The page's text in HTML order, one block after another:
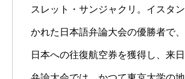
スレット・サンジャクリ。イスタ
かれた日本語弁論大会の優勝者で
日本への往復航空券を獲得し、来日